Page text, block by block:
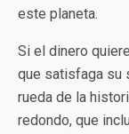
este planeta.
Si el dinero
que satisfaga su
rueda de la
redondo, que